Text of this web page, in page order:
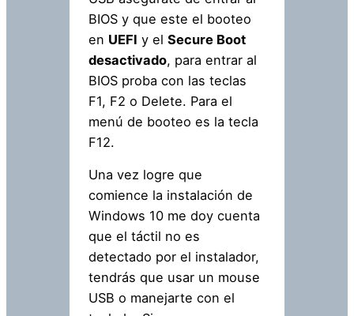
BIOS y que este el booteo
en UEFI y el Secure Boot
desactivado, para entrar al
BIOS proba con las teclas
F1, F2 o Delete. Para el
menú de booteo es la tecla
F12.
Una vez logre que
comience la instalación de
Windows 10 me doy cuenta
que el táctil no es
detectado por el instalador,
tendrás que usar un mouse
USB o manejarte con el